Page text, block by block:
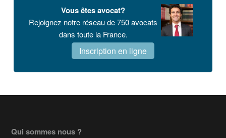
Vous êtes avocat?
Rejoignez notre réseau de 750 avocats
dans toute la France.
Inscription en ligne
Qui sommes nous ?